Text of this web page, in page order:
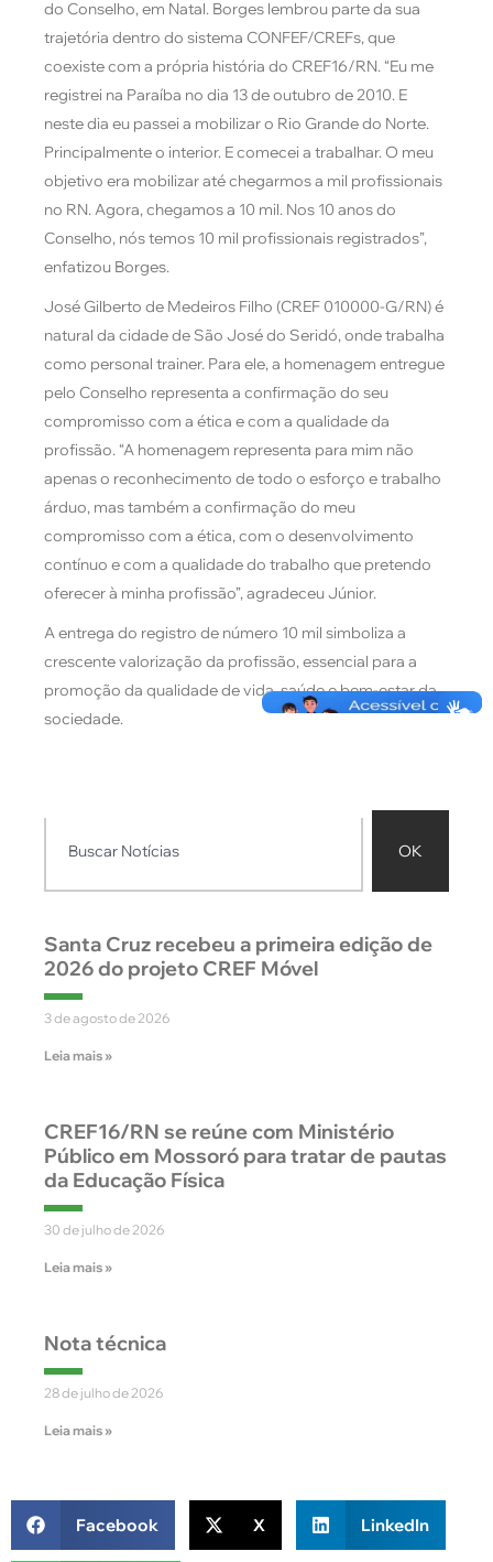
do Conselho, em Natal. Borges lembrou parte da sua
trajetória dentro do sistema CONFEF/CREFs, que
coexiste com a própria história do CREF16/RN. “Eu me
registrei na Paraíba no dia 13 de outubro de 2010. E
neste dia eu passei a mobilizar o Rio Grande do Norte.
Principalmente o interior. E comecei a trabalhar. O meu
objetivo era mobilizar até chegarmos a mil profissionais
no RN. Agora, chegamos a 10 mil. Nos 10 anos do
Conselho, nós temos 10 mil profissionais registrados”,
enfatizou Borges.
José Gilberto de Medeiros Filho (CREF 010000-G/RN) é
natural da cidade de São José do Seridó, onde trabalha
como personal trainer. Para ele, a homenagem entregue
pelo Conselho representa a confirmação do seu
compromisso com a ética e com a qualidade da
profissão. “A homenagem representa para mim não
apenas o reconhecimento de todo o esforço e trabalho
árduo, mas também a confirmação do meu
compromisso com a ética, com o desenvolvimento
contínuo e com a qualidade do trabalho que pretendo
oferecer à minha profissão”, agradeceu Júnior.
A entrega do registro de número 10 mil simboliza a
crescente valorização da profissão, essencial para a
promoção da qualidade de vida, saúde e bem-estar da
sociedade.
OK
Santa Cruz recebeu a primeira edição de
2026 do projeto CREF Móvel
3 de agosto de 2026
Leia mais »
CREF16/RN se reúne com Ministério
Público em Mossoró para tratar de pautas
da Educação Física
30 de julho de 2026
Leia mais »
Nota técnica
28 de julho de 2026
Leia mais »
Facebook X LinkedIn